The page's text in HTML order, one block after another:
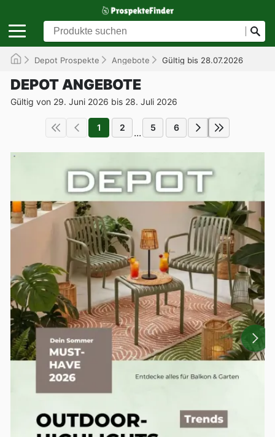
Depot Prospekte Angebote Gültig bis 28.07.2026
DEPOT ANGEBOTE
Gültig von 29. Juni 2026 bis 28. Juli 2026
1 2 ... 5 6